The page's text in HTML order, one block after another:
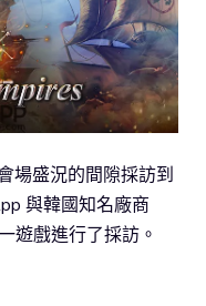
場盛況的間隙採訪到
與韓國知名廠商
遊戲進行了採訪。